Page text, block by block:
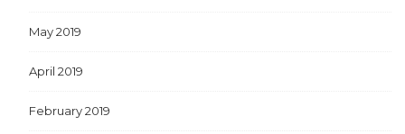
May 2019
April 2019
February 2019